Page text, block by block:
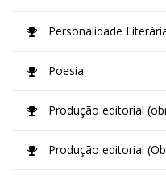
Personalidade
Poesia
Produção editorial
Produção editorial